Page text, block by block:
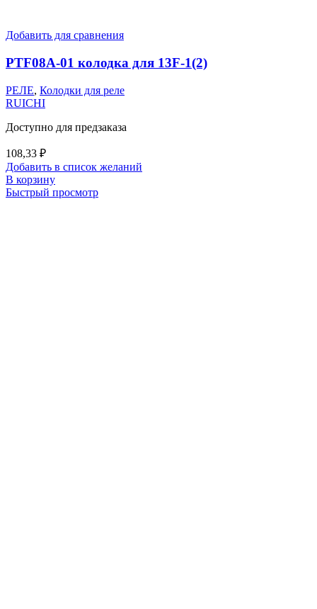
Добавить для сравнения
PTF08A-01 колодка для 13F-1(2)
РЕЛЕ, Колодки для реле
RUICHI
Доступно для предзаказа
108,33 ₽
Добавить в список желаний
В корзину
Быстрый просмотр